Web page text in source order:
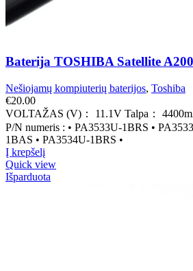
Baterija TOSHIBA Satellite
Nešiojamų kompiuterių baterijos, Toshiba
€20.00
VOLTAŽAS (V)： 11.1V Talpa：
P/N numeris : • PA3533U-1BRS •
1BAS • PA3534U-1BRS •
Į krepšelį
Quick view
Išparduota